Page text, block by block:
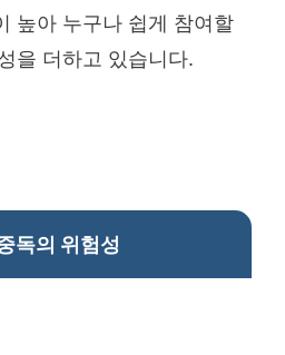
높아 누구나 쉽게 참여할
을 더하고 있습니다.
독의 위험성